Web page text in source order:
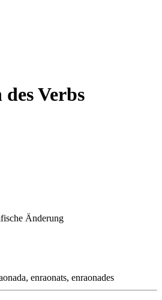
Verbs
Änderung
, enraonats, enraonades